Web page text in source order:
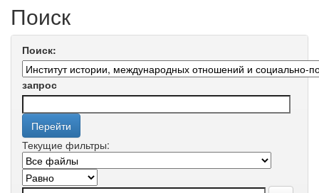
Поиск
Поиск:
запрос
Текущие фильтры: